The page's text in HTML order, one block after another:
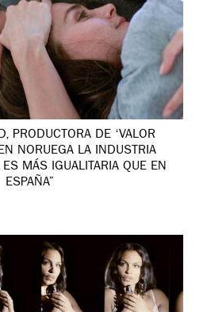
PRODUCTORA DE ‘VALOR
NORUEGA LA INDUSTRIA
MÁS IGUALITARIA QUE EN
ESPAÑA”